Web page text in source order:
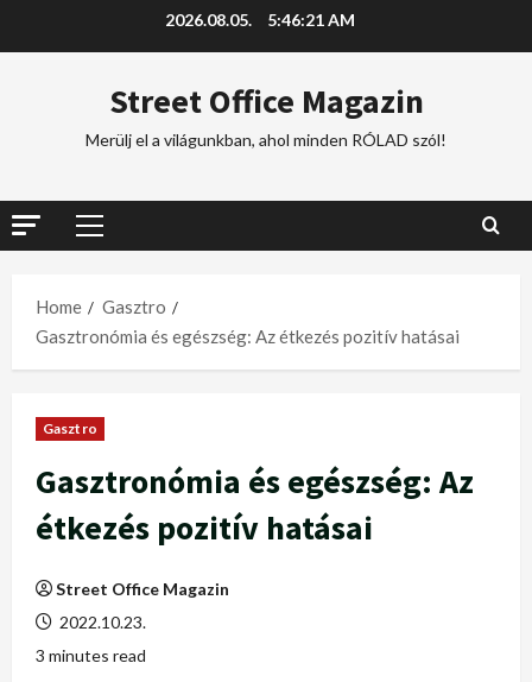
2026.08.05. 5:46:22 AM
Street Office Magazin
Merülj el a világunkban, ahol minden RÓLAD szól!
Home
Gasztro
Gasztronómia és egészség: Az étkezés pozitív hatásai
Gasztro
Gasztronómia és egészség: Az
étkezés pozitív hatásai
Street Office Magazin
2022.10.23.
3 minutes read